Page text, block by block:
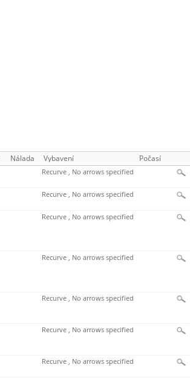
Nálada Vybavení Počasí
Recurve , No arrows specified
Recurve , No arrows specified
Recurve , No arrows specified
Recurve , No arrows specified
Recurve , No arrows specified
Recurve , No arrows specified
Recurve , No arrows specified